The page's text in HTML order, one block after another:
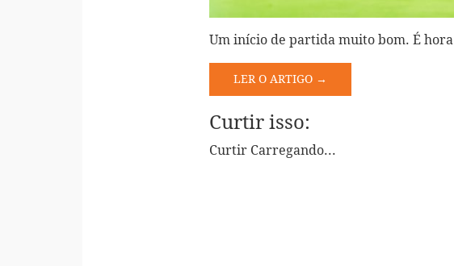
Um início de partida muito bom. É
LER O ARTIGO →
Curtir isso:
Curtir Carregando...